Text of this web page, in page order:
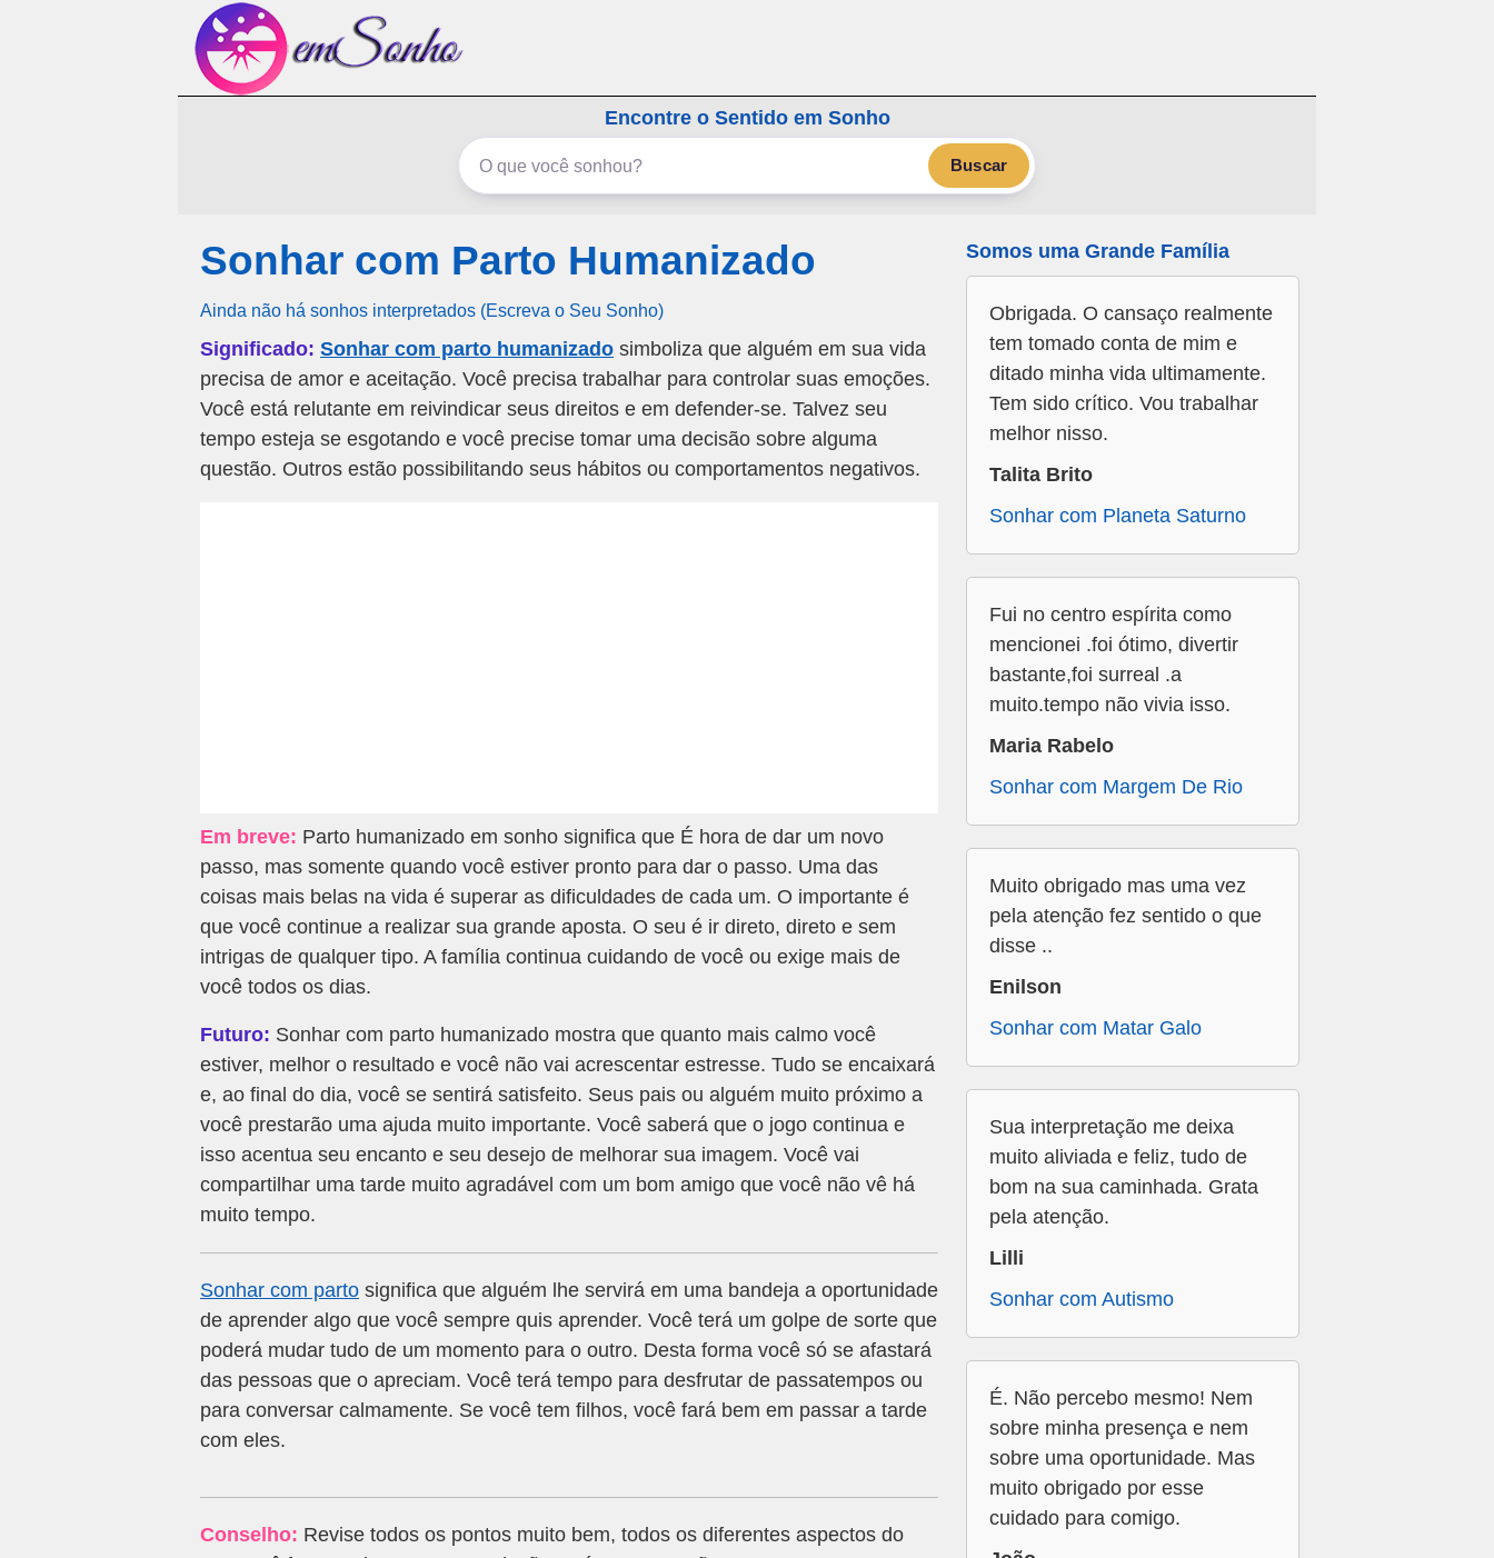
Encontre o Sentido em Sonho
Buscar
Sonhar com Parto Humanizado
Ainda não há sonhos interpretados (Escreva o Seu Sonho)
Significado: Sonhar com parto humanizado simboliza que alguém em sua vida
precisa de amor e aceitação. Você precisa trabalhar para controlar suas emoções.
Você está relutante em reivindicar seus direitos e em defender-se. Talvez seu
tempo esteja se esgotando e você precise tomar uma decisão sobre alguma
questão. Outros estão possibilitando seus hábitos ou comportamentos negativos.
Em breve: Parto humanizado em sonho significa que É hora de dar um novo
passo, mas somente quando você estiver pronto para dar o passo. Uma das
coisas mais belas na vida é superar as dificuldades de cada um. O importante é
que você continue a realizar sua grande aposta. O seu é ir direto, direto e sem
intrigas de qualquer tipo. A família continua cuidando de você ou exige mais de
você todos os dias.
Futuro: Sonhar com parto humanizado mostra que quanto mais calmo você
estiver, melhor o resultado e você não vai acrescentar estresse. Tudo se encaixará
e, ao final do dia, você se sentirá satisfeito. Seus pais ou alguém muito próximo a
você prestarão uma ajuda muito importante. Você saberá que o jogo continua e
isso acentua seu encanto e seu desejo de melhorar sua imagem. Você vai
compartilhar uma tarde muito agradável com um bom amigo que você não vê há
muito tempo.
Sonhar com parto significa que alguém lhe servirá em uma bandeja a oportunidade
de aprender algo que você sempre quis aprender. Você terá um golpe de sorte que
poderá mudar tudo de um momento para o outro. Desta forma você só se afastará
das pessoas que o apreciam. Você terá tempo para desfrutar de passatempos ou
para conversar calmamente. Se você tem filhos, você fará bem em passar a tarde
com eles.
Conselho: Revise todos os pontos muito bem, todos os diferentes aspectos do
Somos uma Grande Família
Obrigada. O cansaço realmente
tem tomado conta de mim e
ditado minha vida ultimamente.
Tem sido crítico. Vou trabalhar
melhor nisso.
Talita Brito
Sonhar com Planeta Saturno
Fui no centro espírita como
mencionei .foi ótimo, divertir
bastante,foi surreal .a
muito.tempo não vivia isso.
Maria Rabelo
Sonhar com Margem De Rio
Muito obrigado mas uma vez
pela atenção fez sentido o que
disse ..
Enilson
Sonhar com Matar Galo
Sua interpretação me deixa
muito aliviada e feliz, tudo de
bom na sua caminhada. Grata
pela atenção.
Lilli
Sonhar com Autismo
É. Não percebo mesmo! Nem
sobre minha presença e nem
sobre uma oportunidade. Mas
muito obrigado por esse
cuidado para comigo.